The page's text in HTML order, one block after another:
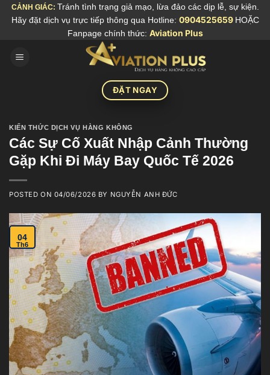
SkipCẢNH GIÁC: Tránh tình trạng giả mạo, lừa đảo các dịp lễ, sự kiện.
Hãy đặt dịch vụ trực tiếp thông qua Hotline: 0904525659 HOẶC
Fanpage chính thức: Aviation Plus
ĐẶT NGAY
KIẾN THỨC DỊCH VỤ HÀNG KHÔNG
Các Sự Cố Xuất Nhập Cảnh Thường
Gặp Khi Đi Máy Bay Quốc Tế 2026
POSTED ON 04/06/2026 BY NGUYỄN ANH ĐỨC
04
Th6